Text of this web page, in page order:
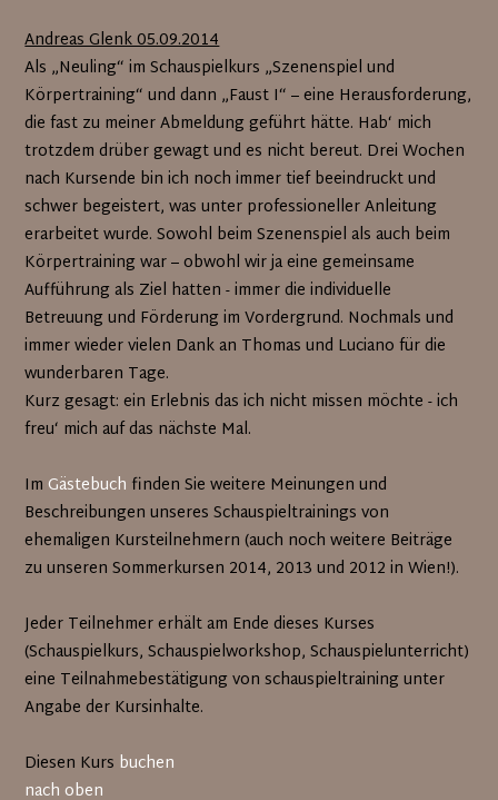
Andreas Glenk 05.09.2014
Als „Neuling“ im Schauspielkurs „Szenenspiel und
Körpertraining“ und dann „Faust I“ – eine Herausforderung,
die fast zu meiner Abmeldung geführt hätte. Hab‘ mich
trotzdem drüber gewagt und es nicht bereut. Drei Wochen
nach Kursende bin ich noch immer tief beeindruckt und
schwer begeistert, was unter professioneller Anleitung
erarbeitet wurde. Sowohl beim Szenenspiel als auch beim
Körpertraining war – obwohl wir ja eine gemeinsame
Aufführung als Ziel hatten - immer die individuelle
Betreuung und Förderung im Vordergrund. Nochmals und
immer wieder vielen Dank an Thomas und Luciano für die
wunderbaren Tage.
Kurz gesagt: ein Erlebnis das ich nicht missen möchte - ich
freu‘ mich auf das nächste Mal.
ImGästebuch finden Sie weitere Meinungen und
Beschreibungen unseres Schauspieltrainings von
ehemaligen Kursteilnehmern (auch noch weitere Beiträge
zu unseren Sommerkursen 2014, 2013 und 2012 in Wien!).
Jeder Teilnehmer erhält am Ende dieses Kurses
(Schauspielkurs, Schauspielworkshop, Schauspielunterricht)
eine Teilnahmebestätigung von schauspieltraining unter
Angabe der Kursinhalte.
Diesen Kurs buchen
nach oben